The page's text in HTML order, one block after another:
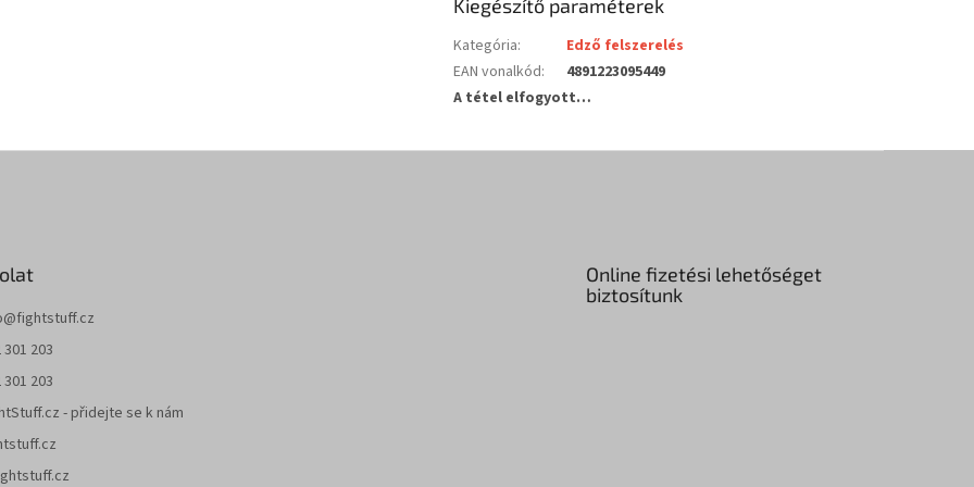
Kiegészítő paraméterek
Kategória:
Edző felszerelés
EAN vonalkód:
4891223095449
A tétel elfogyott…
@fightstuff.cz
301 203
301 203
- přidejte se k nám
Online fizetési lehetőséget
biztosítunk